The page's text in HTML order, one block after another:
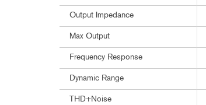
Output Impedance
Max Output
Frequency Response
Dynamic Range
THD+Noise